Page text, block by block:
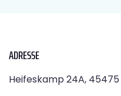
ADRESSE
Heifeskamp 24A,